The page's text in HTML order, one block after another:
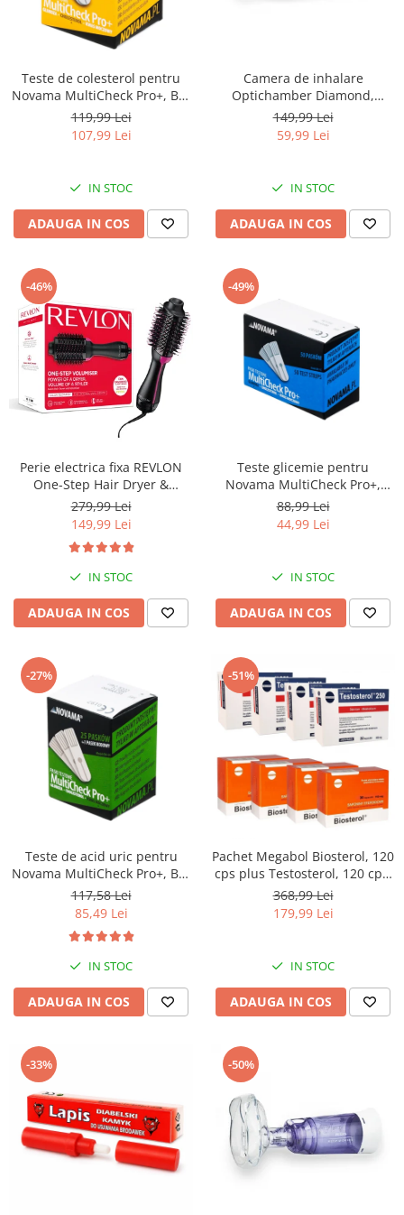
Teste de colesterol pentru
Novama MultiCheck Pro+, BK-
C2, 10 teste/ cutie
119,99 Lei
107,99 Lei
IN STOC
ADAUGA IN COS
Camera de inhalare
Optichamber Diamond,
Philips Respironics, fara
masca
149,99 Lei
59,99 Lei
IN STOC
ADAUGA IN COS
-46%
Perie electrica fixa REVLON
One-Step Hair Dryer &
Volumizer, RVDR5222E2,
pentru par mediu si lung
279,99 Lei
149,99 Lei
IN STOC
ADAUGA IN COS
-49%
Teste glicemie pentru
Novama MultiCheck Pro+,
BK1-G, 50 teste/ cutie
88,99 Lei
44,99 Lei
IN STOC
ADAUGA IN COS
-27%
Teste de acid uric pentru
Novama MultiCheck Pro+, BK-
U1, 25 teste/ cutie
117,58 Lei
85,49 Lei
IN STOC
ADAUGA IN COS
-51%
Pachet Megabol Biosterol, 120
cps plus Testosterol, 120 cps,
stimulare testosteron si
hormon de crestere, inhibare
estrogen
368,99 Lei
179,99 Lei
IN STOC
ADAUGA IN COS
-33% -50%